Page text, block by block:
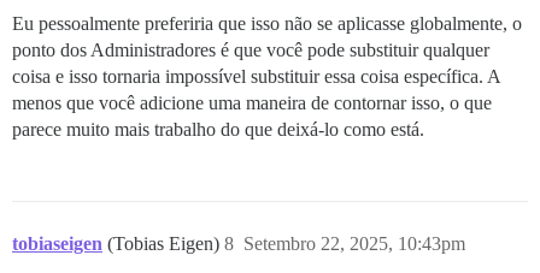
Eu pessoalmente preferiria que isso não se aplicasse globalmente, o
ponto dos Administradores é que você pode substituir qualquer
coisa e isso tornaria impossível substituir essa coisa específica. A
menos que você adicione uma maneira de contornar isso, o que
parece muito mais trabalho do que deixá-lo como está.
tobiaseigen (Tobias Eigen) Setembro 22, 2025, 10:43pm
8